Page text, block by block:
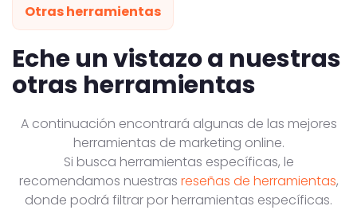
Otras herramientas
Eche un vistazo a nuestras
otras herramientas
A continuación encontrará algunas de las mejores
herramientas de marketing online.
Si busca herramientas específicas, le
recomendamos nuestras reseñas de herramientas,
donde podrá filtrar por herramientas específicas.